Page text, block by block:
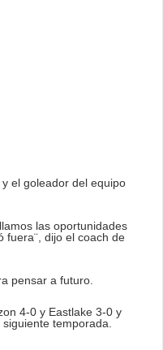
el goleador del equipo
las oportunidades
fuera¨, dijo el coach de
pensar a futuro.
4-0 y Eastlake 3-0 y
temporada.